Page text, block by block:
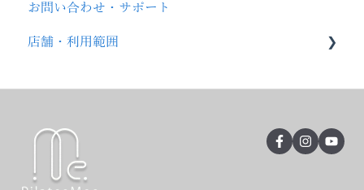
お問い合わせ・サポート
店舗・利用範囲